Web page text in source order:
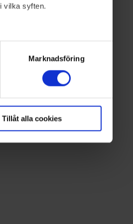
vilka syften.
meter
Marknadsföring
Tillåt alla cookies